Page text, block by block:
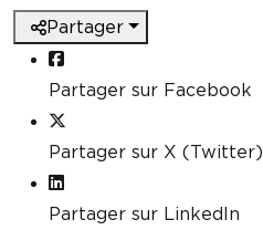
Partager
Partager sur Facebook
Partager sur X (Twitter)
Partager sur LinkedIn